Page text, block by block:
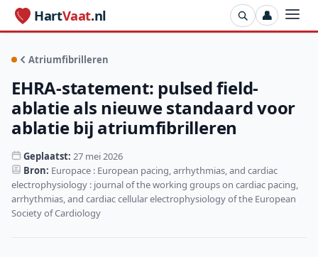
HartVaat.nl 👤
Atriumfibrilleren
EHRA-statement: pulsed field-
ablatie als nieuwe standaard voor
ablatie bij atriumfibrilleren
Geplaatst: 27 mei 2026
Bron: Europace : European pacing, arrhythmias, and cardiac
electrophysiology : journal of the working groups on cardiac pacing,
arrhythmias, and cardiac cellular electrophysiology of the European
Society of Cardiology